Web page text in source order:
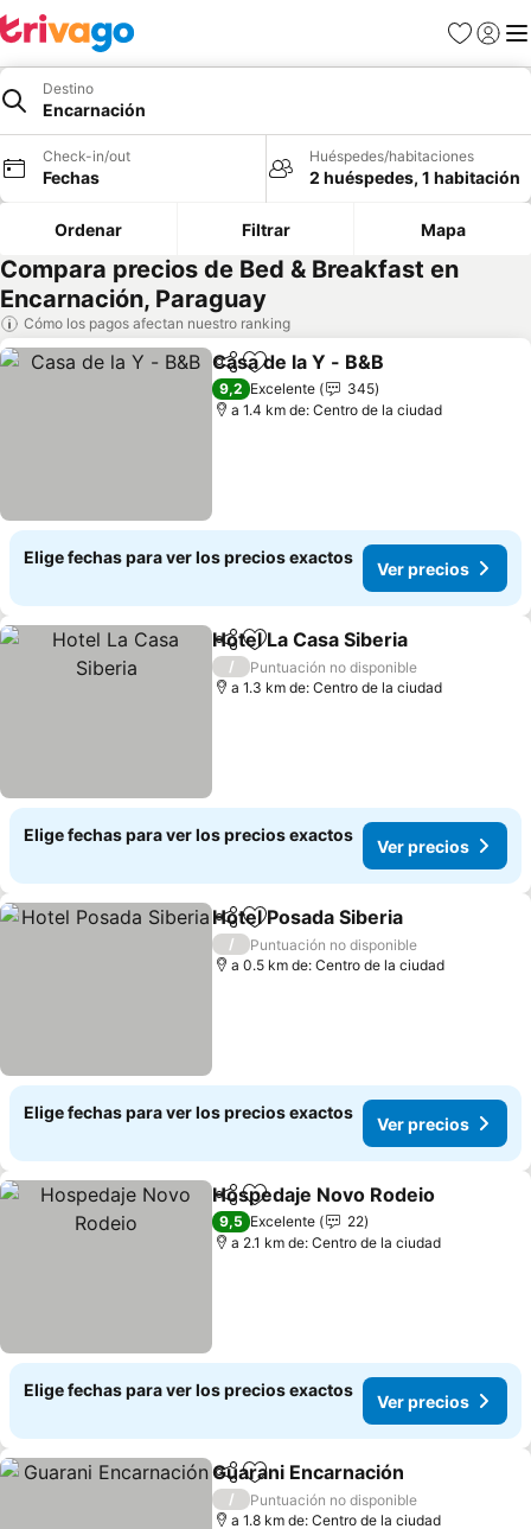
Favoritos
Iniciar
Destino
Encarnación
Check-in/out
Fechas
Huéspedes/habitaciones
2 huéspedes, 1 habitación
Ordenar Filtrar Mapa
Compara precios de Bed & Breakfast en
Encarnación, Paraguay
Cómo los pagos afectan nuestro ranking
CompartirAgregar a favoritos
Casa de la Y - B&B
9,2 Excelente
345
a 1.4 km de: Centro de la ciudad
Elige fechas para ver los precios exactos
Ver precios
CompartirAgregar a favoritos
Hotel La Casa Siberia
/
Puntuación no disponible
a 1.3 km de: Centro de la ciudad
Elige fechas para ver los precios exactos
Ver precios
CompartirAgregar a favoritos
Hotel Posada Siberia
/
Puntuación no disponible
a 0.5 km de: Centro de la ciudad
Elige fechas para ver los precios exactos
Ver precios
CompartirAgregar a favoritos
Hospedaje Novo Rodeio
9,5 Excelente
22
a 2.1 km de: Centro de la ciudad
Elige fechas para ver los precios exactos
Ver precios
CompartirAgregar a favoritos
Guarani Encarnación
/
Puntuación no disponible
a 1.8 km de: Centro de la ciudad